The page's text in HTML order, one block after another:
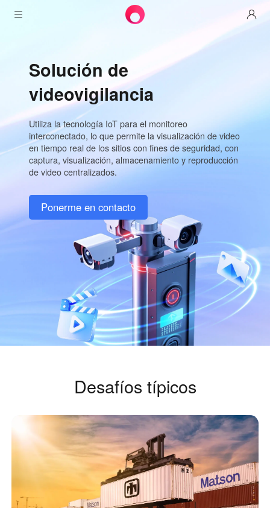
Por AweSun
Control de escritorio remoto
AweSeed (en inglés)
Redes Inteligente
AweShell (en inglés)
Experto en NAT Traversal
Soluciones
Operaciones y soporte de TI
Trabajo remoto
Soporte técnico
Video Vigilancia
Acceso remoto a datos
Fabricación industrial
Comercio minorista en cadena
Descargas
AweSun Edición Personal
Cliente de AweSeed
Precios
Plan personal de AweSun
Plan personal de AweShell
Plan de negocios de AweShell
Recursos
Socios Más
中國香港 中國澳門
繁體中文
中國台灣 日本
Malaysia
English
ประเทศไทย Việt Nam
Tiếng Việt
دولة الإمارات العربية المتحدة
English
Philippines
English
Singapore
English
Contacte con nosotros
Hardware inteligente
Solución de
videovigilancia
Utiliza la tecnología IoT para el monitoreo
interconectado, lo que permite la visualización de video
en tiempo real de los sitios con fines de seguridad, con
captura, visualización, almacenamiento y reproducción
de video centralizados.
Ponerme en contacto
Desafíos típicos